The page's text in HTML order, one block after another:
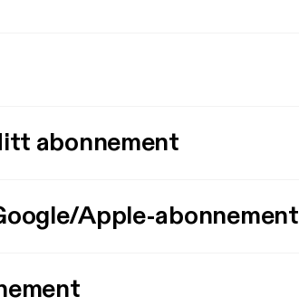
abonnement
Apple-abonnement